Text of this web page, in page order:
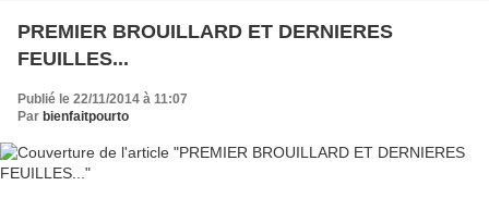
PREMIER BROUILLARD ET DERNIERES
FEUILLES...
Publié le 22/11/2014 à 11:07
Par bienfaitpourto